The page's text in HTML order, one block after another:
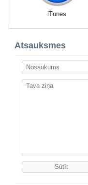
iTunes
Atsauksmes